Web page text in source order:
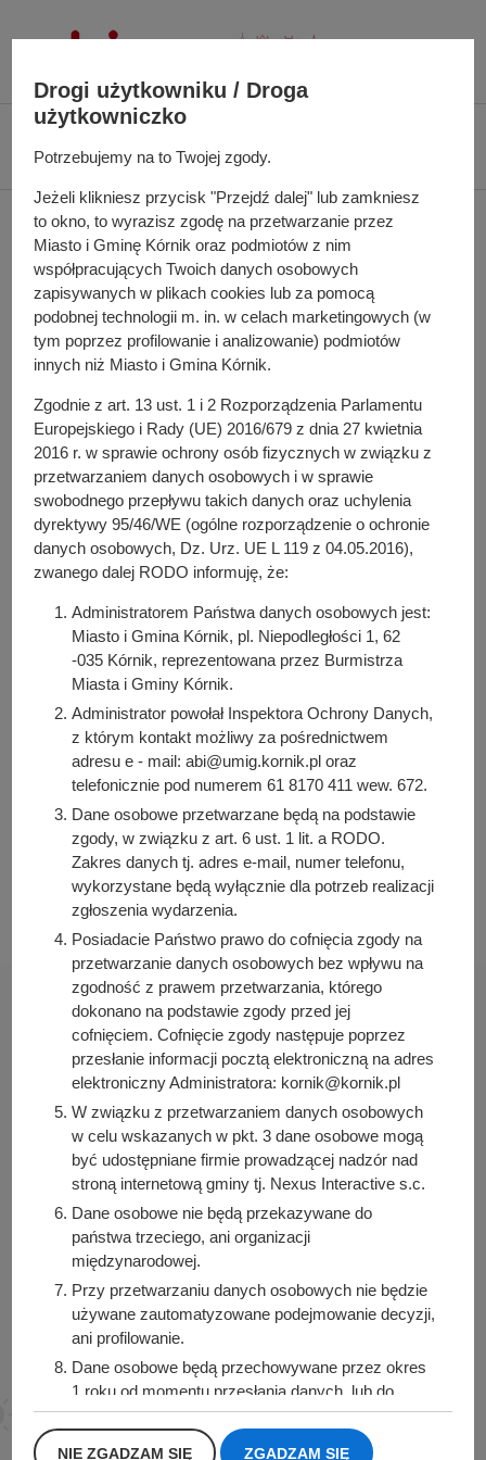
11 marca 2025 r.
Zarządzenie nr 44/2025 z
dnia 11 marca 2025 r.
w sprawie powołania Pełnomocnika Burmistrza Miasta i
Gminy Kórnik w wyborach Prezydenta Rzeczypospolitej
Polskiej zarządzonych na dzień 18 maja 2025 r.
Do pobrania
PDF-Zarządzenie nr 44/2025 z dnia 11 marca 2025 r.
(101.3 KB)
Liczba pobrań: 5
Osoba odpowiedzialna za treść:
Iwona Pawłowicz-Napieralska
Osoba odpowiedzialna za publikację:
Bartosz Przybylski
Data wytworzenia:
2025-05-06 14:31:50
Data publikacji:
2025-05-06 14:33:20
Data ostatniej modyfikacji:
2025-05-06 14:33:20
Urząd Miasta i Gminy Kórnik
pl. Niepodległości 1
62-035 Kórnik
Sprawdź także
Śledź nas na
Facebook Instagram
Drogi użytkowniku / Droga
użytkowniczko
Potrzebujemy na to Twojej zgody.
Jeżeli klikniesz przycisk "Przejdź dalej" lub zamkniesz
to okno, to wyrazisz zgodę na przetwarzanie przez
Miasto i Gminę Kórnik oraz podmiotów z nim
współpracujących Twoich danych osobowych
zapisywanych w plikach cookies lub za pomocą
podobnej technologii m. in. w celach marketingowych (w
tym poprzez profilowanie i analizowanie) podmiotów
innych niż Miasto i Gmina Kórnik.
Zgodnie z art. 13 ust. 1 i 2 Rozporządzenia Parlamentu
Europejskiego i Rady (UE) 2016/679 z dnia 27 kwietnia
2016 r. w sprawie ochrony osób fizycznych w związku z
przetwarzaniem danych osobowych i w sprawie
swobodnego przepływu takich danych oraz uchylenia
dyrektywy 95/46/WE (ogólne rozporządzenie o ochronie
danych osobowych, Dz. Urz. UE L 119 z 04.05.2016),
zwanego dalej RODO informuję, że:
Administratorem Państwa danych osobowych jest:
Miasto i Gmina Kórnik, pl. Niepodległości 1, 62
-035 Kórnik, reprezentowana przez Burmistrza
Miasta i Gminy Kórnik.
Administrator powołał Inspektora Ochrony Danych,
z którym kontakt możliwy za pośrednictwem
adresu e - mail: abi@umig.kornik.pl oraz
telefonicznie pod numerem 61 8170 411 wew. 672.
Dane osobowe przetwarzane będą na podstawie
zgody, w związku z art. 6 ust. 1 lit. a RODO.
Zakres danych tj. adres e-mail, numer telefonu,
wykorzystane będą wyłącznie dla potrzeb realizacji
zgłoszenia wydarzenia.
Posiadacie Państwo prawo do cofnięcia zgody na
przetwarzanie danych osobowych bez wpływu na
zgodność z prawem przetwarzania, którego
dokonano na podstawie zgody przed jej
cofnięciem. Cofnięcie zgody następuje poprzez
przesłanie informacji pocztą elektroniczną na adres
elektroniczny Administratora: kornik@kornik.pl
W związku z przetwarzaniem danych osobowych
w celu wskazanych w pkt. 3 dane osobowe mogą
być udostępniane firmie prowadzącej nadzór nad
stroną internetową gminy tj. Nexus Interactive s.c.
Dane osobowe nie będą przekazywane do
państwa trzeciego, ani organizacji
międzynarodowej.
Przy przetwarzaniu danych osobowych nie będzie
używane zautomatyzowane podejmowanie decyzji,
ani profilowanie.
Dane osobowe będą przechowywane przez okres
1 roku od momentu przesłania danych, lub do
momentu wycofania udzielonej zgody.
Posiadacie Państwo prawo do żądania od
NIE ZGADZAM SIĘ ZGADZAM SIĘ